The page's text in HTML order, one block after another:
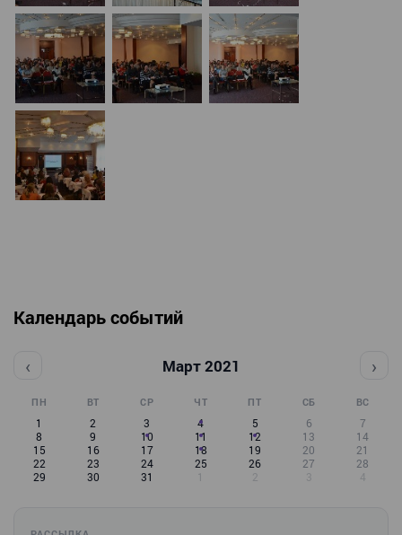
Календарь событий
‹ Март 2021 ›
ПН ВТ СР ЧТ ПТ СБ ВС
1 2 3 4 5 6
7
8
9 10 11 12 13
14
15
16 17 18 19 20
21
22
23 24 25 26 27
28
29
30 31 1 2 3 4